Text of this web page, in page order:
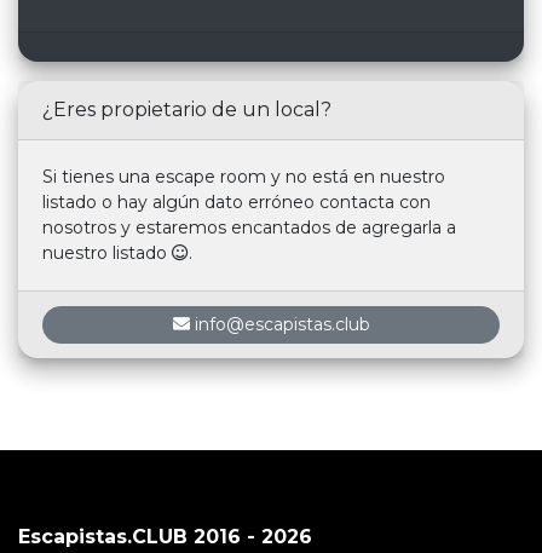
¿Eres propietario de un local?
Si tienes una escape room y no está en nuestro
listado o hay algún dato erróneo contacta con
nosotros y estaremos encantados de agregarla a
nuestro listado
.
info@escapistas.club
Escapistas.CLUB 2016 - 2026